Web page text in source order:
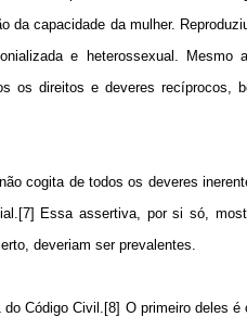
da capacidade da mulher.
e heterossexual.
os direitos e deveres
cogita de todos os deveres
Essa assertiva, por si só,
deveriam ser prevalentes.
Código Civil.[8] O primeiro deles